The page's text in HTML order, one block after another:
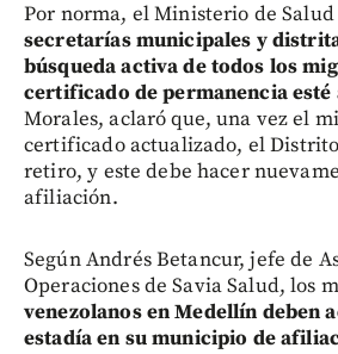
Por norma, el Ministerio de
secretarías municipales y
búsqueda activa de todos los
certificado de permanencia esté
Morales, aclaró que, una vez el
certificado actualizado, el
retiro, y este debe hacer
afiliación.
Según Andrés Betancur, jefe de
Operaciones de Savia Salud, los
venezolanos en Medellín deben
estadía en su municipio de